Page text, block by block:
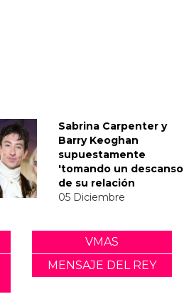
Sabrina Carpenter y
Barry Keoghan
supuestamente
'tomando un
de su relación
05 Diciembre
VMAS
MENSAJE DEL REY